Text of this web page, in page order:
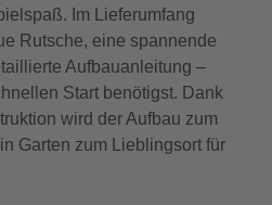
Im Lieferumfang
Rutsche, eine spannende
Aufbauanleitung –
Start benötigst. Dank
wird der Aufbau zum
Garten zum Lieblingsort für